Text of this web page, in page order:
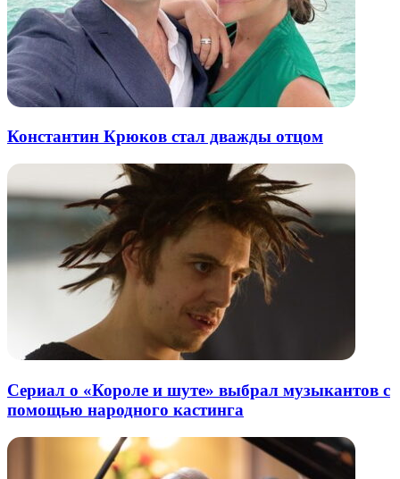
Константин Крюков стал дважды отцом
Сериал о «Короле и шуте» выбрал музыкантов с
помощью народного кастинга